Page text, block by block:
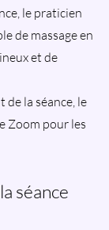
le praticien
de massage en
et de
la séance, le
Zoom pour les
séance